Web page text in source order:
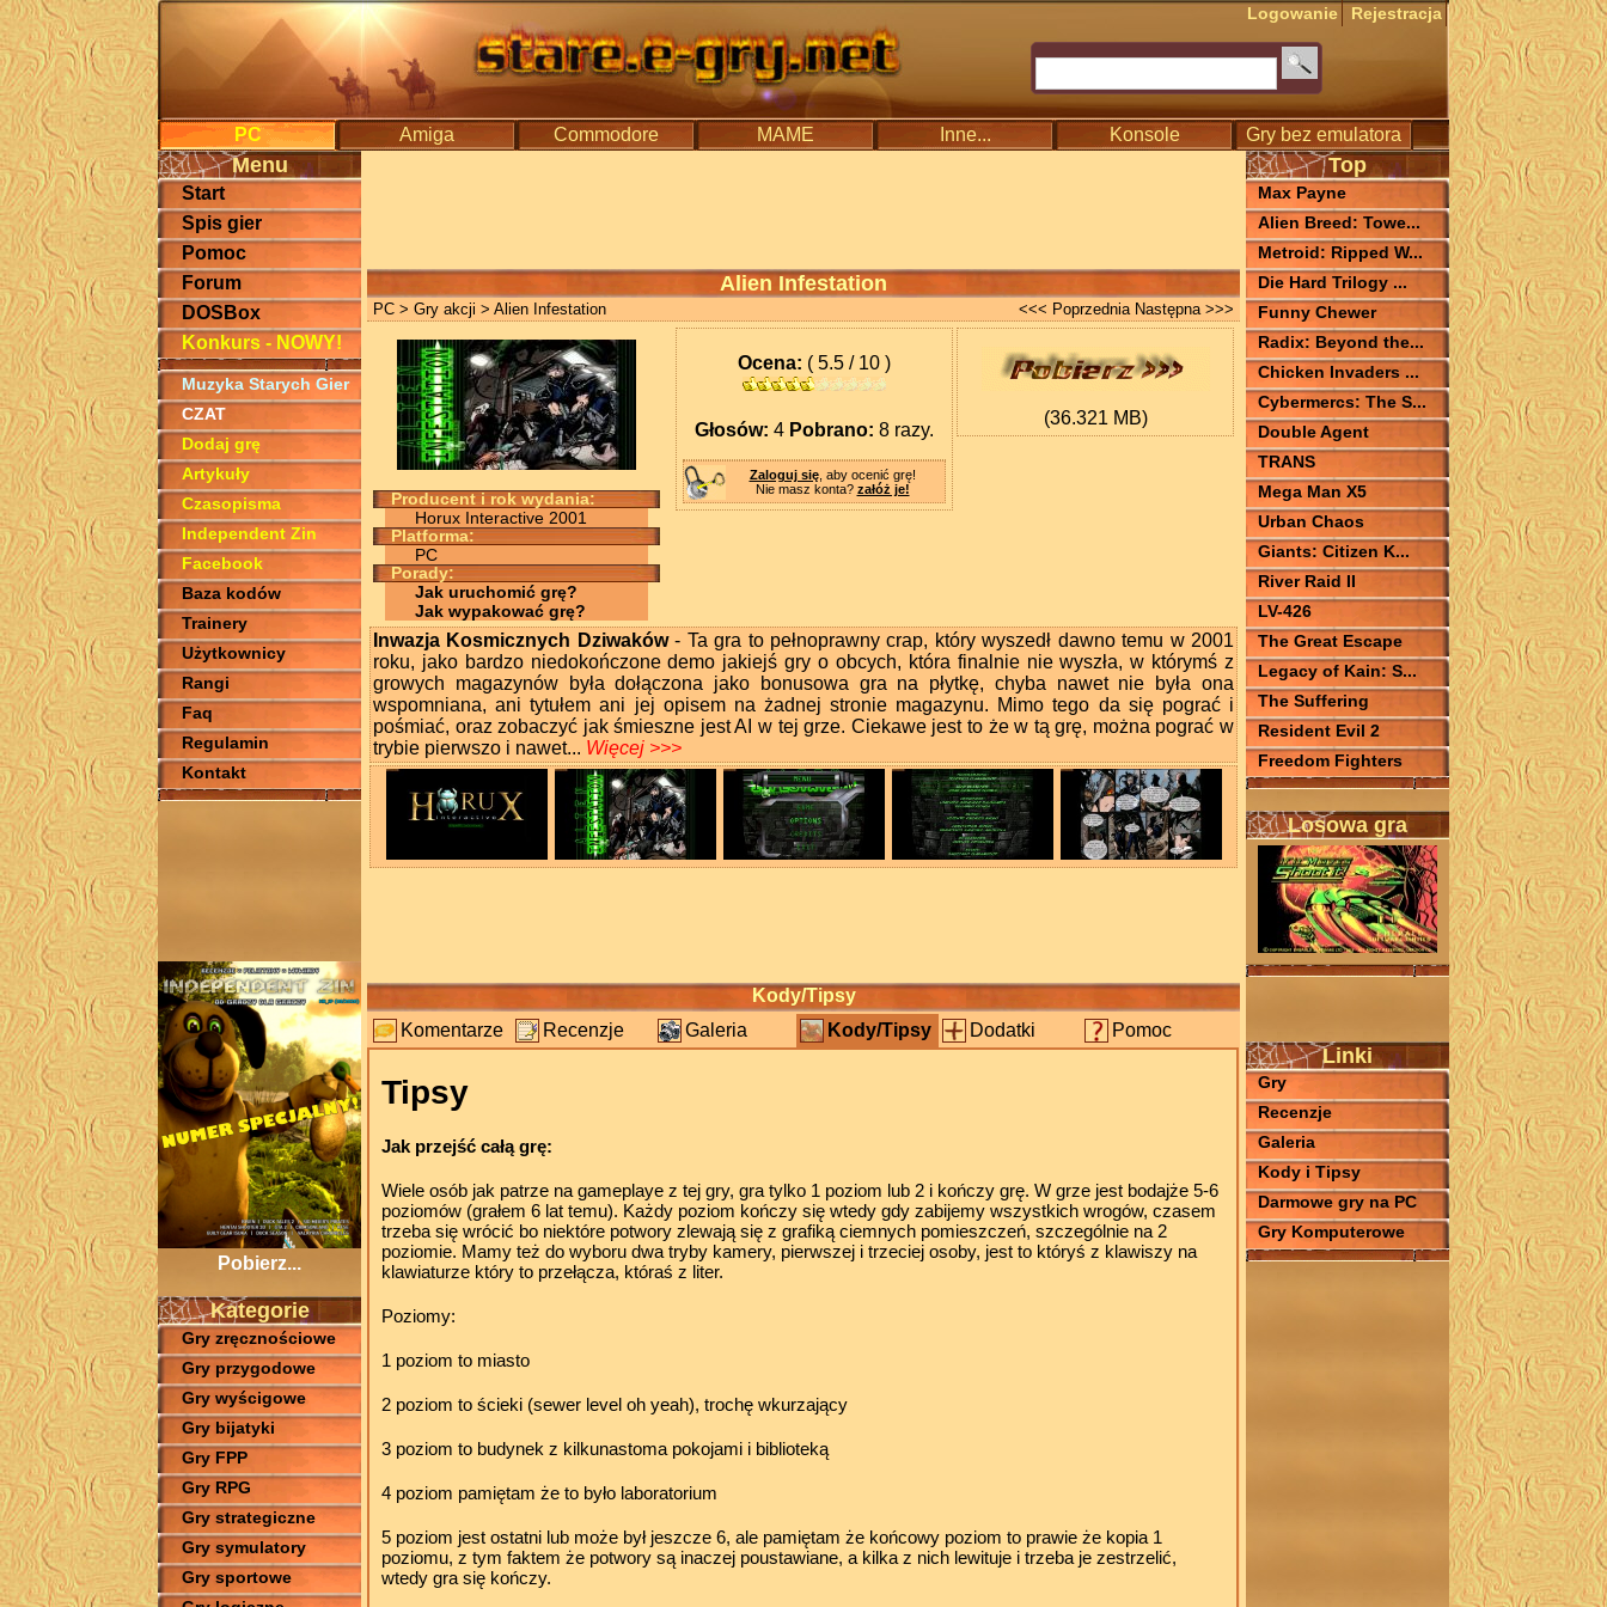
Logowanie Rejestracja
PC Amiga Commodore MAME Inne... Konsole Gry bez emulatora
Menu
Start
Spis gier
Pomoc
Forum
DOSBox
Konkurs - NOWY!
Muzyka Starych Gier
CZAT
Dodaj grę
Artykuły
Czasopisma
Independent Zin
Facebook
Baza kodów
Trainery
Użytkownicy
Rangi
Faq
Regulamin
Kontakt
Pobierz...
Kategorie
Gry zręcznościowe
Gry przygodowe
Gry wyścigowe
Gry bijatyki
Gry FPP
Gry RPG
Gry strategiczne
Gry symulatory
Gry sportowe
Alien Infestation
PC > Gry akcji > Alien Infestation <<< Poprzednia Następna >>>
Producent i rok wydania:
Horux Interactive 2001
Platforma:
PC
Porady:
Jak uruchomić grę?
Jak wypakować grę?
(36.321 MB)
Ocena: ( 5.5 / 10 )
Głosów: 4 Pobrano: 8 razy.
Zaloguj się, aby ocenić grę!
Nie masz konta? załóż je!
Inwazja Kosmicznych Dziwaków- Ta gra to pełnoprawny crap, który wyszedł dawno temu w 2001
roku, jako bardzo niedokończone demo jakiejś gry o obcych, która finalnie nie wyszła, w którymś z
growych magazynów była dołączona jako bonusowa gra na płytkę, chyba nawet nie była ona
wspomniana, ani tytułem ani jej opisem na żadnej stronie magazynu. Mimo tego da się pograć i
pośmiać, oraz zobaczyć jak śmieszne jest AI w tej grze. Ciekawe jest to że w tą grę, można pograć w
trybie pierwszo i nawet... Więcej >>>
Kody/Tipsy
Komentarze
Recenzje Galeria Kody/Tipsy Dodatki Pomoc
Tipsy
Jak przejść całą grę:
Wiele osób jak patrze na gameplaye z tej gry, gra tylko 1 poziom lub 2 i kończy grę. W grze jest bodajże 5-6
poziomów (grałem 6 lat temu). Każdy poziom kończy się wtedy gdy zabijemy wszystkich wrogów, czasem
trzeba się wrócić bo niektóre potwory zlewają się z grafiką ciemnych pomieszczeń, szczególnie na 2
poziomie. Mamy też do wyboru dwa tryby kamery, pierwszej i trzeciej osoby, jest to któryś z klawiszy na
klawiaturze który to przełącza, któraś z liter.
Poziomy:
1 poziom to miasto
2 poziom to ścieki (sewer level oh yeah), trochę wkurzający
3 poziom to budynek z kilkunastoma pokojami i biblioteką
4 poziom pamiętam że to było laboratorium
5 poziom jest ostatni lub może był jeszcze 6, ale pamiętam że końcowy poziom to prawie że kopia 1
poziomu, z tym faktem że potwory są inaczej poustawiane, a kilka z nich lewituje i trzeba je zestrzelić,
wtedy gra się kończy.
Top
Max Payne
Alien Breed: Towe...
Metroid: Ripped W...
Die Hard Trilogy ...
Funny Chewer
Radix: Beyond the...
Chicken Invaders ...
Cybermercs: The S...
Double Agent
TRANS
Mega Man X5
Urban Chaos
Giants: Citizen K...
River Raid II
LV-426
The Great Escape
Legacy of Kain: S...
The Suffering
Resident Evil 2
Freedom Fighters
Losowa gra
Linki
Gry
Recenzje
Galeria
Kody i Tipsy
Darmowe gry na PC
Gry Komputerowe